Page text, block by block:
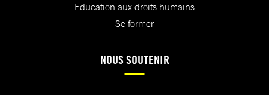
Education aux droits humains
Se former
NOUS SOUTENIR